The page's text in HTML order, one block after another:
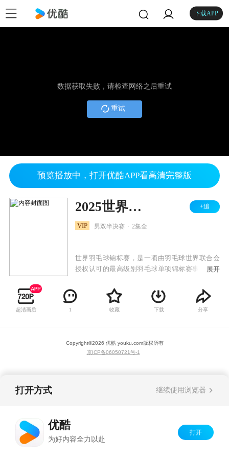
下载APP
数据获取失败，请检查网络之后重试
重试
预览播放中，打开优酷APP看高清完整版
2025世界羽毛球锦标赛 男双半决赛 陈柏阳/刘毅VS兰基雷迪/谢提 +追
VIP 男双半决赛 2集全
世界羽毛球锦标赛，是一项由羽毛球世界联合会
授权认可的最高级别羽毛球单项锦标赛事，与夏
夏季奥运会的年份外，本赛事每年举办一次，以
决出五个项目（男子单打、女子单打、男子双
打、女子双打和混合双打）的世界冠军。
展开
超清画质 1 收藏 下载 分享
Copyright©2026 优酷 youku.com版权所有
京ICP备06050721号-1
打开方式 继续使用浏览器
优酷
为好内容全力以赴
打开